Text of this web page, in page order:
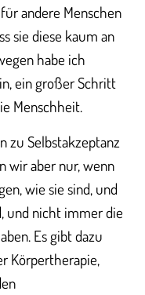
andere Menschen
sie diese kaum an
habe ich
ein großer Schritt
Menschheit.
zu Selbstakzeptanz
wir aber nur, wenn
wie sie sind, und
und nicht immer die
Es gibt dazu
Körpertherapie,